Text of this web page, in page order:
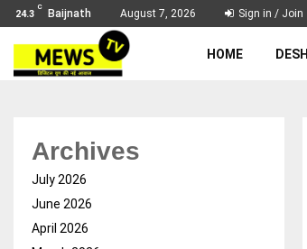
24.3
C
Baijnath August 7, 2026 Sign in / Join
HOME
Archives
July 2026
June 2026
April 2026